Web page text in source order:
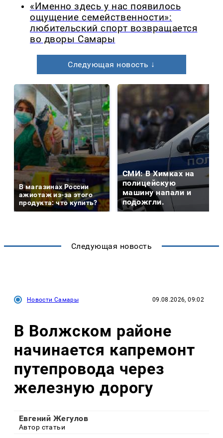
«Именно здесь у нас появилось
ощущение семейственности»:
любительский спорт возвращается
во дворы Самары
Следующая новость ↓
В магазинах России
ажиотаж из-за этого
продукта: что купить?
СМИ: В Химках на
полицейскую
машину напали и
подожгли.
Следующая новость
Новости Самары 09.08.2026, 09:02
В Волжском районе
начинается капремонт
путепровода через
железную дорогу
Евгений Жегулов
Автор статьи